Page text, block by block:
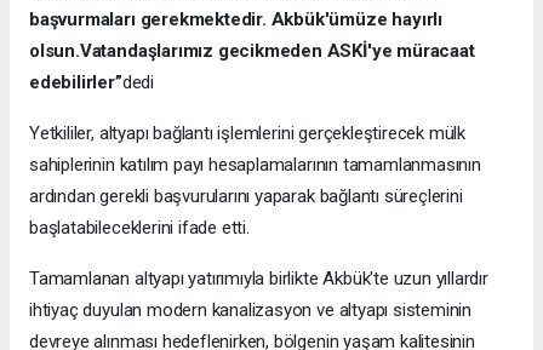
başvurmaları gerekmektedir. Akbük'ümüze hayırlı
olsun.Vatandaşlarımız gecikmeden ASKİ'ye müracaat
edebilirler”dedi
Yetkililer, altyapı bağlantı işlemlerini gerçekleştirecek mülk
sahiplerinin katılım payı hesaplamalarının tamamlanmasının
ardından gerekli başvurularını yaparak bağlantı süreçlerini
başlatabileceklerini ifade etti.
Tamamlanan altyapı yatırımıyla birlikte Akbük'te uzun yıllardır
ihtiyaç duyulan modern kanalizasyon ve altyapı sisteminin
devreye alınması hedeflenirken, bölgenin yaşam kalitesinin